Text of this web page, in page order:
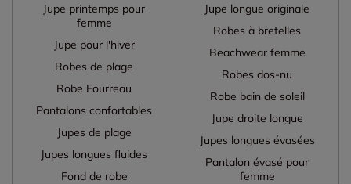
Jupe printemps pour
femme
Jupe pour l'hiver
Robes de plage
Robe Fourreau
Pantalons confortables
Jupes de plage
Jupes longues fluides
Fond de robe
Jupe longue originale
Robes à bretelles
Beachwear femme
Robes dos-nu
Robe bain de soleil
Jupe droite longue
Jupes longues évasées
Pantalon évasé pour
femme